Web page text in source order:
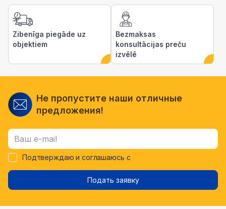
Zibenīga piegāde uz
objektiem
Bezmaksas
konsultācijas preču
izvēlē
Не пропустите наши отличные
предложения!
Подтверждаю и соглашаюсь с
Подать заявку